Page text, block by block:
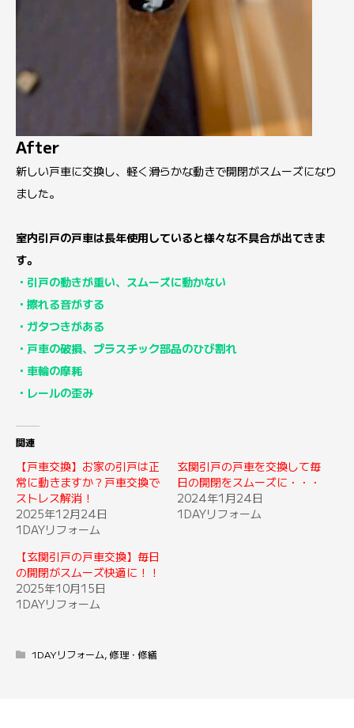
After
新しい戸車に交換し、軽く滑らかな動きで開閉がスムーズになり
ました。
室内引戸の戸車は長年使用していると様々な不具合が出てきま
す。
・引戸の動きが重い、スムーズに動かない
・擦れる音がする
・ガタつきがある
・戸車の破損、プラスチック部品のひび割れ
・車輪の摩耗
・レールの歪み
関連
【戸車交換】お家の引戸は正
常に動きますか？戸車交換で
ストレス解消！
2025年12月24日
1DAYリフォーム
玄関引戸の戸車を交換して毎
日の開閉をスムーズに・・・
2024年1月24日
1DAYリフォーム
【玄関引戸の戸車交換】毎日
の開閉がスムーズ快適に！！
2025年10月15日
1DAYリフォーム
1DAYリフォーム,修理・修繕